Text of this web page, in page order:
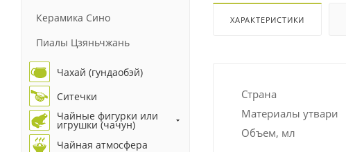
ХАРАКТЕРИСТИКИ
Страна
Материалы утвари
Объем, мл
Керамика Сино
Пиалы Цзяньчжань
Чахай (гундаобэй)
Ситечки
Чайные фигурки или
игрушки (чачун)
Чайная атмосфера